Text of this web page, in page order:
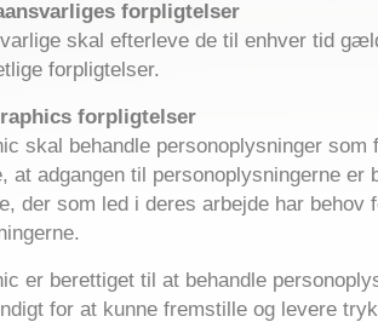
forpligtelser
skal efterleve de til enhver tid
forpligtelser.
forpligtelser
skal behandle personoplysninger som
at adgangen til personoplysningerne er
der som led i deres arbejde har behov
er berettiget til at behandle
for at kunne fremstille og levere